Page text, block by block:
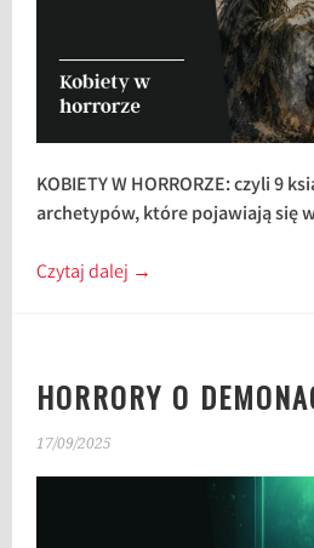
KOBIETY W HORRORZE: czyli 9
archetypów, które pojawiają się
Czytaj dalej →
HORRORY O
17/09/2025